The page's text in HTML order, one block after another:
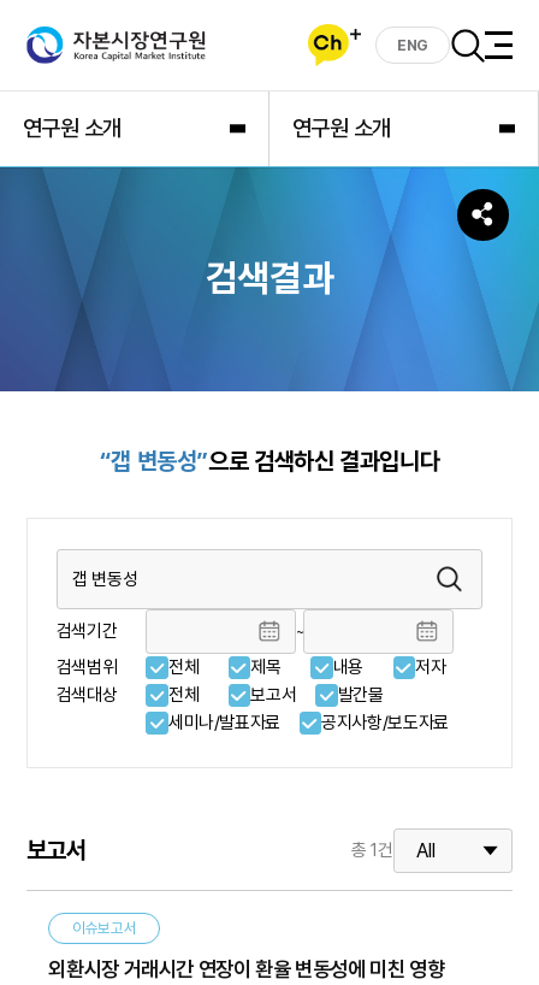
ENG
연구원 소개 연구원 소개
검색결과
“갭 변동성”으로 검색하신 결과입니다
검색기간 ~
검색범위 전체 제목 내용
저자
검색대상
전체 보고서
발간물
세미나/발표자료
공지사항/보도자료
보고서 총1건
이슈보고서
외환시장 거래시간 연장이 환율 변동성에 미친 영향